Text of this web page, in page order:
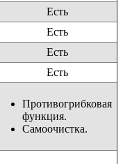
Есть
Есть
Есть
Есть
Противогрибковая
функция.
Самоочистка.